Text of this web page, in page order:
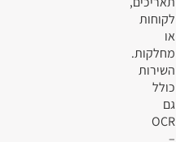
לקוחות
או
מחלקות.
השירות
כולל
גם
OCR